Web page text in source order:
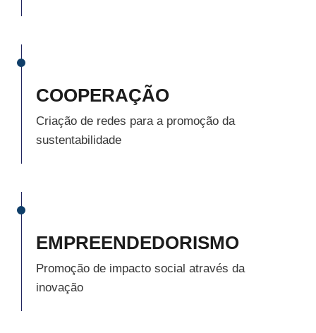
COOPERAÇÃO
Criação de redes para a promoção da
sustentabilidade
EMPREENDEDORISMO
Promoção de impacto social através da
inovação